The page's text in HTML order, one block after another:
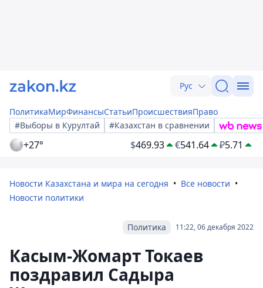
Рус
ПолитикаМирФинансыСтатьиПроисшествияПраво
#Выборы в Курултай
#Казахстан в сравнении
+27° $469.93 €541.64 ₽5.71
Новости Казахстана и мира на сегодня
Все новости
Новости политики
11:22, 06 декабря 2022
Политика
Касым-Жомарт Токаев
поздравил Садыра